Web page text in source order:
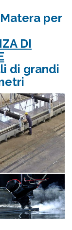
per
DI
di grandi